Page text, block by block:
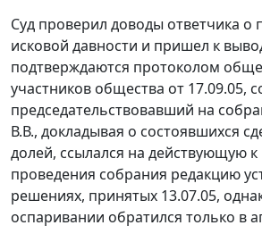
Суд проверил доводы ответчика о
исковой давности и пришел к
подтверждаются протоколом
участников общества от 17.09.05,
председательствовавший на
В.В., докладывая о состоявшихся
долей, ссылался на действующую
проведения собрания редакцию
решениях, принятых 13.07.05,
оспаривании обратился только в